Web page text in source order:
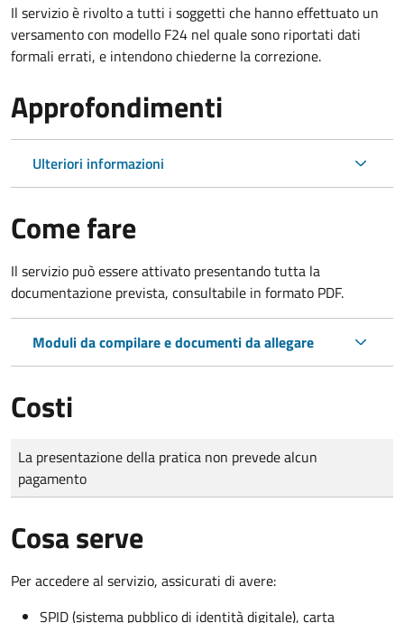
Il servizio è rivolto a tutti i soggetti che hanno effettuato un
versamento con modello F24 nel quale sono riportati dati
formali errati, e intendono chiederne la correzione.
Approfondimenti
Ulteriori informazioni
Come fare
Il servizio può essere attivato presentando tutta la
documentazione prevista, consultabile in formato PDF.
Moduli da compilare e documenti da allegare
Costi
Tipo di pagamento
Importo
La presentazione della pratica non prevede alcun
pagamento
Cosa serve
Per accedere al servizio, assicurati di avere:
SPID (sistema pubblico di identità digitale), carta